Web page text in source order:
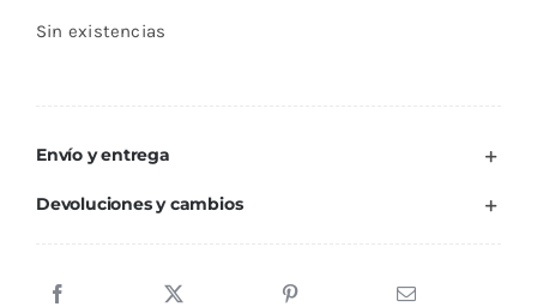
Sin existencias
Envío y entrega
Devoluciones y cambios